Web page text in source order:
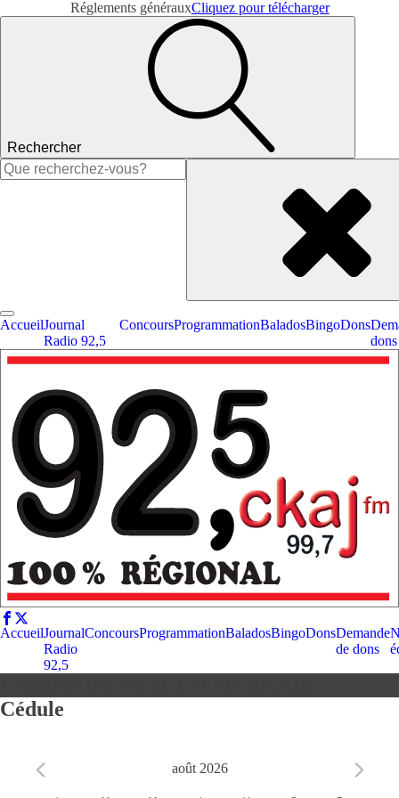
Réglements générauxCliquez pour télécharger
Rechercher
Rechercher :
AccueilJournal
Radio 92,5
ConcoursProgrammationBaladosBingoDons
dons
AccueilJournal
Radio
92,5
ConcoursProgrammationBaladosBingoDonsDemande
de dons
Cédule
août 2026